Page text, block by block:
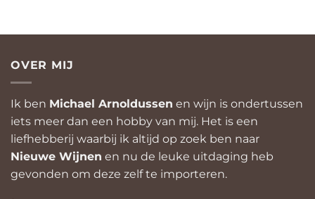
OVER MIJ
Ik ben Michael Arnoldussen en wijn is ondertussen
iets meer dan een hobby van mij. Het is een
liefhebberij waarbij ik altijd op zoek ben naar
Nieuwe Wijnen en nu de leuke uitdaging heb
gevonden om deze zelf te importeren.